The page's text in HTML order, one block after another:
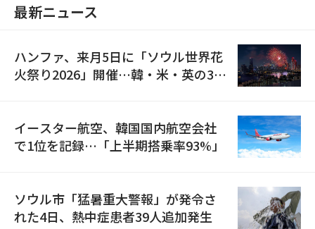
最新ニュース
ハンファ、来月5日に「ソウル世界花
火祭り2026」開催…韓・米・英の3カ
イースター航空、韓国国内航空会社
で1位を記録…「上半期搭乗率93%」
ソウル市「猛暑重大警報」が発令さ
れた4日、熱中症患者39人追加発生